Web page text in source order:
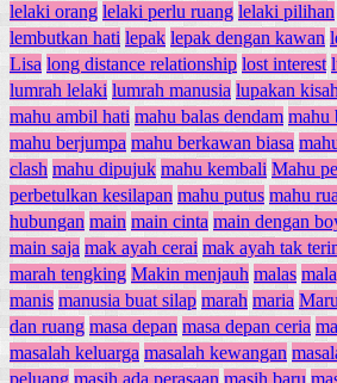
lelaki orang lelaki perlu ruang lelaki pilihan
lembutkan hati lepak lepak dengan kawan
Lisa long distance relationship lost interest
lumrah lelaki lumrah manusia lupakan
mahu ambil hati mahu balas dendam mahu
mahu berjumpa mahu berkawan biasa
clash mahu dipujuk mahu kembali Mahu
perbetulkan kesilapan mahu putus mahu
hubungan main main cinta main dengan
main saja mak ayah cerai mak ayah tak
marah tengking Makin menjauh malas
manis manusia buat silap marah maria
dan ruang masa depan masa depan ceria
masalah keluarga masalah kewangan